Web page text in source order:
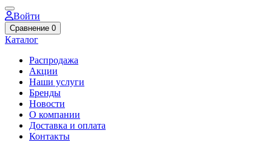
Войти
Сравнение 0
Каталог
Распродажа
Акции
Наши услуги
Бренды
Новости
О компании
Доставка и оплата
Контакты